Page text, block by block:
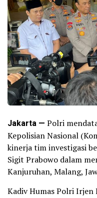
Jakarta — Polri
Kepolisian Nasional
kinerja tim investigasi
Sigit Prabowo dalam
Kanjuruhan, Malang,
Kadiv Humas Polri Irjen